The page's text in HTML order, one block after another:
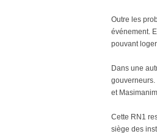
Outre les
événement.
pouvant
Dans une
gouverneurs.
et
Cette RN1
siège des